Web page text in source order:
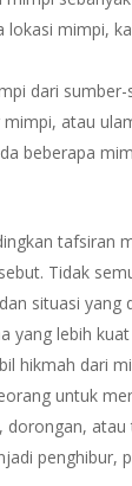
mimpi,
dari
atau
beberapa
tafsiran
Tidak
situasi yang
yang lebih
hikmah dari
untuk
penghibur,